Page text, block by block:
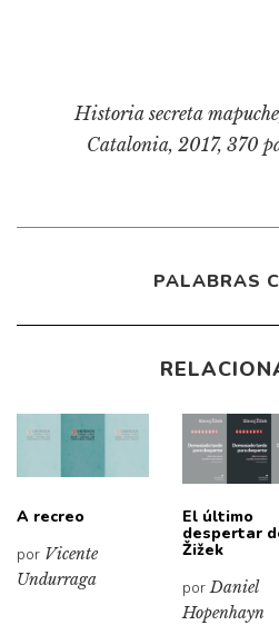
Historia secreta mapuche
Catalonia, 2017, 370
PALABRAS
A recreo
por Vicente
Undurraga
El último
despertar
Žižek
porDaniel
Hopenhayn